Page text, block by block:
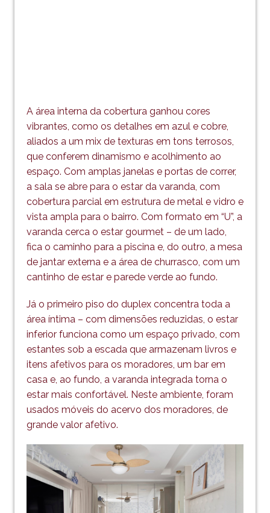
A área interna da cobertura ganhou cores
vibrantes, como os detalhes em azul e cobre,
aliados a um mix de texturas em tons terrosos,
que conferem dinamismo e acolhimento ao
espaço. Com amplas janelas e portas de correr,
a sala se abre para o estar da varanda, com
cobertura parcial em estrutura de metal e vidro e
vista ampla para o bairro. Com formato em “U”, a
varanda cerca o estar gourmet – de um lado,
fica o caminho para a piscina e, do outro, a mesa
de jantar externa e a área de churrasco, com um
cantinho de estar e parede verde ao fundo.
Já o primeiro piso do duplex concentra toda a
área íntima – com dimensões reduzidas, o estar
inferior funciona como um espaço privado, com
estantes sob a escada que armazenam livros e
itens afetivos para os moradores, um bar em
casa e, ao fundo, a varanda integrada torna o
estar mais confortável. Neste ambiente, foram
usados móveis do acervo dos moradores, de
grande valor afetivo.